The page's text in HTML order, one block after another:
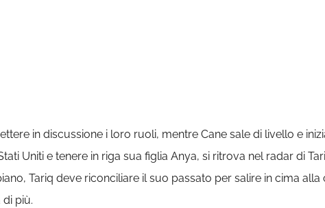
in discussione i loro ruoli, mentre Cane sale di livello e
Uniti e tenere in riga sua figlia Anya, si ritrova nel radar di
Tariq deve riconciliare il suo passato per salire in cima
più.